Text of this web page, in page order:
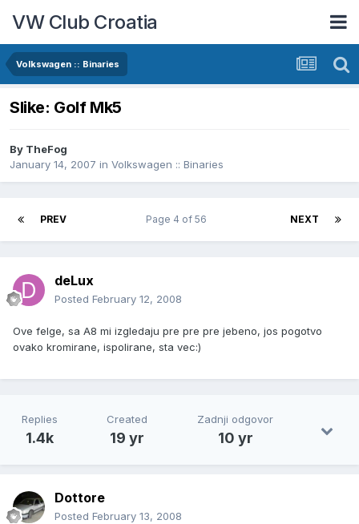
VW Club Croatia
Volkswagen :: Binaries
Slike: Golf Mk5
By TheFog
January 14, 2007 in Volkswagen :: Binaries
PREV NEXT
Page 4 of 56
deLux
Posted February 12, 2008
Ove felge, sa A8 mi izgledaju pre pre pre jebeno, jos pogotvo
ovako kromirane, ispolirane, sta vec:)
Replies
1.4k
Created
19 yr
Zadnji odgovor
10 yr
Dottore
Posted February 13, 2008